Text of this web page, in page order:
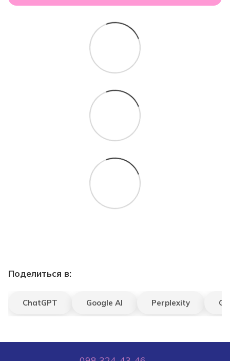
Поделиться в:
ChatGPT Google AI Perplexity